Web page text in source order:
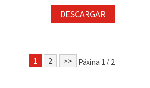
DESCARGAR
1 2 >> Páxina 1 / 2